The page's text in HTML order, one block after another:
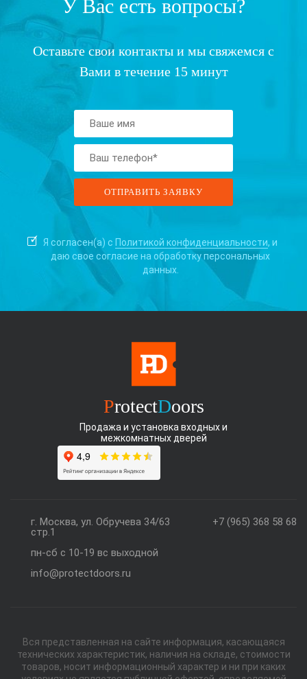
У Вас есть вопросы?
Оставьте свои контакты и мы свяжемся с
Вами в течение 15 минут
Я согласен(а) с Политикой конфиденциальности, и
даю свое согласие на обработку персональных
данных.
ProtectDoors
Продажа и установка входных и
межкомнатных дверей
+7 (965) 368 58 68
г. Москва, ул. Обручева 34/63
стр.1
пн-сб с 10-19 вс выходной
info@protectdoors.ru
Вся представленная на сайте информация, касающаяся
технических характеристик, наличия на складе, стоимости
товаров, носит информационный характер и ни при каких